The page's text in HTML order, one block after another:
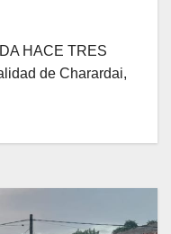
HACE TRES
de Charardai,